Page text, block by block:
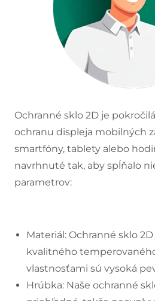
Ochranné sklo 2D je
ochranu displeja mobilných
smartfóny, tablety alebo
navrhnuté tak, aby spĺňalo
parametrov:
Materiál: Ochranné sklo
kvalitného
vlastnosťami sú vysoká
Hrúbka: Naše ochranné